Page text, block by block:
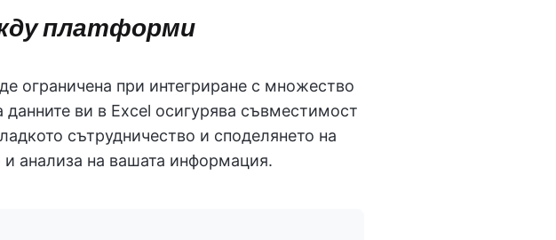
платформи
ограничена при интегриране с множество
ви в Excel осигурява съвместимост
сътрудничество и споделянето на
анализа на вашата информация.